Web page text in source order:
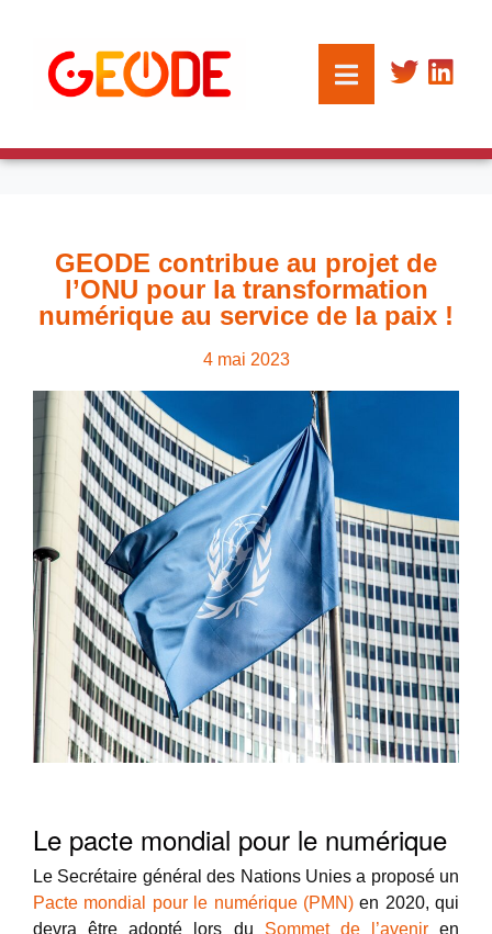
GEODE contribue au projet de
l’ONU pour la transformation
numérique au service de la paix !
4 mai 2023
Le pacte mondial pour le numérique
Le Secrétaire général des Nations Unies a proposé un
Pacte mondial pour le numérique (PMN)en 2020, qui
devra être adopté lors du Sommet de l’aveniren